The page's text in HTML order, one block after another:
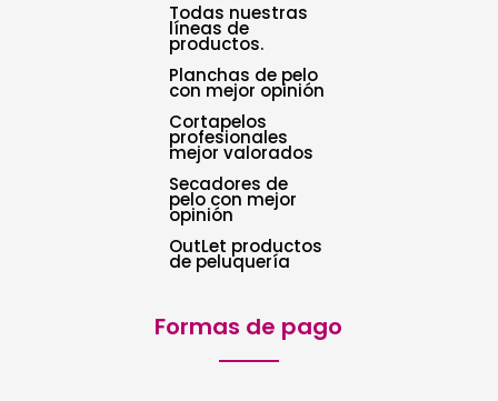
Todas nuestras
líneas de
productos.
Planchas de pelo
con mejor opinión
Cortapelos
profesionales
mejor valorados
Secadores de
pelo con mejor
opinión
OutLet productos
de peluquería
Formas de pago